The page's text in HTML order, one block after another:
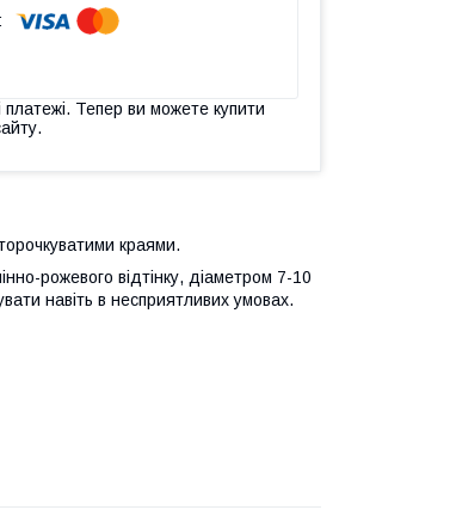
платежі. Тепер ви можете купити
краями.
рожевого відтінку, діаметром 7-10
навіть в несприятливих умовах.